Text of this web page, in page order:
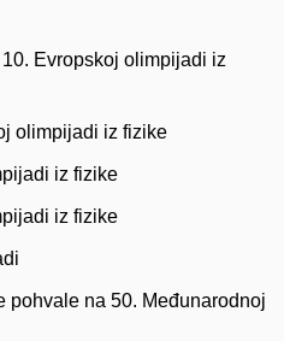
Evropskoj olimpijadi iz
olimpijadi iz fizike
iz fizike
iz fizike
pohvale na 50. Međunarodnoj